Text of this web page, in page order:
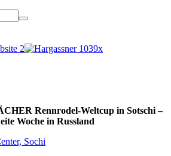
Rennrodel-Weltcup in Sotschi –
Woche in Russland